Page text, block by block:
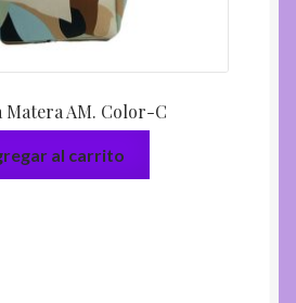
Matera AM. Color-C
al carrito